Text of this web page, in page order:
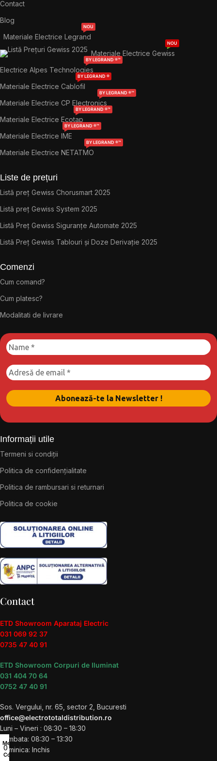
Contact
Blog
Materiale Electrice Legrand
NOU
Materiale Electrice Gewiss
NOU
Electrice Alpes Technologies
BY LEGRAND ®™
Materiale Electrice Cablofil
BY LEGRAND ®
Materiale Electrice CP Electronics
BY LEGRAND ®™
Materiale Electrice Ecotap
BY LEGRAND ®™
Materiale Electrice IME
BY LEGRAND ®™
Materiale Electrice NETATMO
BY LEGRAND ®™
Liste de prețuri
Listă preț Gewiss Chorusmart 2025
Listă preț Gewiss System 2025
Listă Preț Gewiss Siguranțe Automate 2025
Listă Preț Gewiss Tablouri și Doze Derivație 2025
Comenzi
Cum comand?
Cum platesc?
Modalitati de livrare
Informații utile
Termeni si condiții
Politica de confidențialitate
Politica de rambursari si returnari
Politica de cookie
Contact
ETD Showroom Aparataj Electric
031 069 92 37
0735 47 40 91
ETD Showroom Corpuri de Iluminat
031 404 70 64
0752 47 40 91
Sos. Vergului, nr. 65, sector 2, Bucuresti
office@electrototaldistribution.ro
Luni – Vineri : 08:30 – 18:30
Sambata: 08:30 – 13:30
Duminica: Inchis
Menu
0
Coș